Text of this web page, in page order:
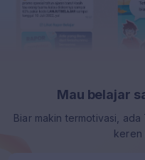
Mau belajar
Biar makin termotivasi, ada
keren